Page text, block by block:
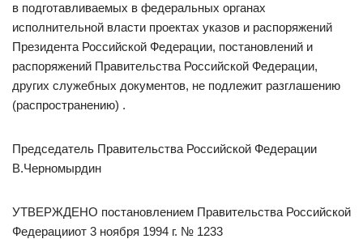
в подготавливаемых в федеральных органах
исполнительной власти проектах указов и распоряжений
Президента Российской Федерации, постановлений и
распоряжений Правительства Российской Федерации,
других служебных документов, не подлежит разглашению
(распространению) .
Председатель Правительства Российской Федерации
В.Черномырдин
УТВЕРЖДЕНО постановлением Правительства Российской
Федерацииот 3 ноября 1994 г. № 1233